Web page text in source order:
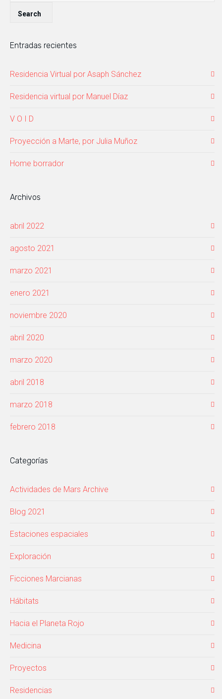
Entradas recientes
Residencia Virtual por Asaph Sánchez
Residencia virtual por Manuel Díaz
V O I D
Proyección a Marte, por Julia Muñoz
Home borrador
Archivos
abril 2022
agosto 2021
marzo 2021
enero 2021
noviembre 2020
abril 2020
marzo 2020
abril 2018
marzo 2018
febrero 2018
Categorías
Actividades de Mars Archive
Blog 2021
Estaciones espaciales
Exploración
Ficciones Marcianas
Hábitats
Hacia el Planeta Rojo
Medicina
Proyectos
Residencias